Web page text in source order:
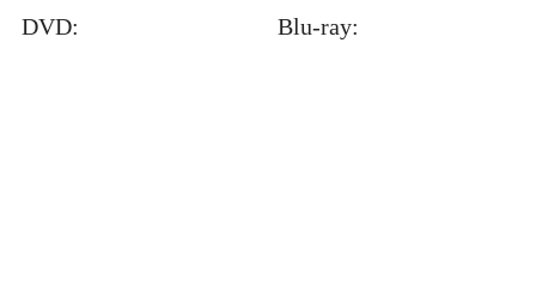
DVD: Blu-ray: